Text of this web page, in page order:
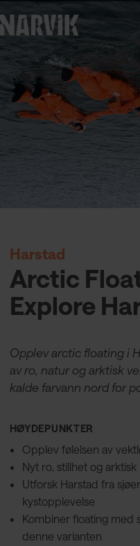
Harstad
Arctic
Explore
Opplev arctic floating i
av ro, natur og arktisk
kalde farvann nord for
HØYDEPUNKTER
Opplev følelsen av
Nyt ro, stillhet og
Utforsk Harstad fra
kystopplevelse
Kombiner floating med
denne varianten